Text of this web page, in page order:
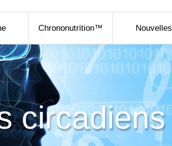
Chrononutrition™ Nouvelles
circadiens